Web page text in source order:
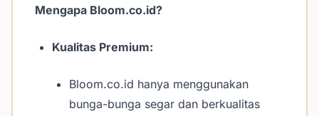
Mengapa Bloom.co.id?
Kualitas Premium:
Bloom.co.id hanya menggunakan
bunga-bunga segar dan berkualitas